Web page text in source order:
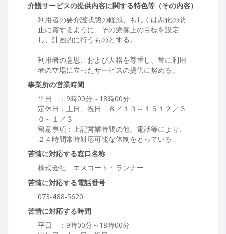
介護サービスの提供内容に関する特色等（その内容）
利用者の要介護状態の軽減、もしくは悪化の防
止に資するように、その療養上の目標を設定
し、計画的に行うものとする。
利用者の意思、および人格を尊重し、常に利用
者の立場に立ったサービスの提供に努める。
事業所の営業時間
平日 ：9時00分～18時00分
定休日：土日、祝日 ８／１３～１５１２／３
０～１／３
留意事項：上記営業時間の他、電話等により、
２４時間常時対応可能な体制をとっている
苦情に対応する窓口名称
株式会社 エスコート・ランナー
苦情に対応する電話番号
073-488-5620
苦情に対応する時間
平日 ：9時00分～18時00分